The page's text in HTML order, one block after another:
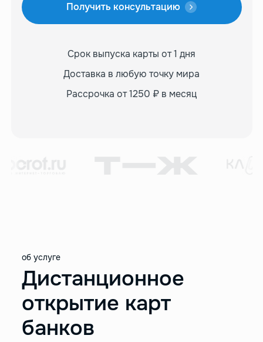
Получить консультацию
Срок выпуска карты от 1 дня
Доставка в любую точку мира
Рассрочка от 1250 ₽ в месяц
об услуге
Дистанционное
открытие карт
банков